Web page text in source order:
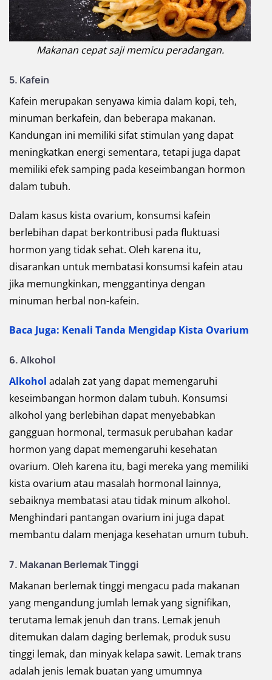
Makanan cepat saji memicu peradangan.
5. Kafein
Kafein merupakan senyawa kimia dalam kopi, teh,
minuman berkafein, dan beberapa makanan.
Kandungan ini memiliki sifat stimulan yang dapat
meningkatkan energi sementara, tetapi juga dapat
memiliki efek samping pada keseimbangan hormon
dalam tubuh.
Dalam kasus kista ovarium, konsumsi kafein
berlebihan dapat berkontribusi pada fluktuasi
hormon yang tidak sehat. Oleh karena itu,
disarankan untuk membatasi konsumsi kafein atau
jika memungkinkan, menggantinya dengan
minuman herbal non-kafein.
Baca Juga: Kenali Tanda Mengidap Kista Ovarium
6. Alkohol
Alkohol adalah zat yang dapat memengaruhi
keseimbangan hormon dalam tubuh. Konsumsi
alkohol yang berlebihan dapat menyebabkan
gangguan hormonal, termasuk perubahan kadar
hormon yang dapat memengaruhi kesehatan
ovarium. Oleh karena itu, bagi mereka yang memiliki
kista ovarium atau masalah hormonal lainnya,
sebaiknya membatasi atau tidak minum alkohol.
Menghindari pantangan ovarium ini juga dapat
membantu dalam menjaga kesehatan umum tubuh.
7. Makanan Berlemak Tinggi
Makanan berlemak tinggi mengacu pada makanan
yang mengandung jumlah lemak yang signifikan,
terutama lemak jenuh dan trans. Lemak jenuh
ditemukan dalam daging berlemak, produk susu
tinggi lemak, dan minyak kelapa sawit. Lemak trans
adalah jenis lemak buatan yang umumnya